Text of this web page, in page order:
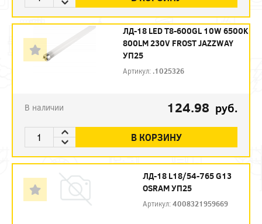
ЛД-18 LED Т8-600GL 10W 6500K
800LM 230V FROST JAZZWAY
УП25
Артикул: .1025326
В наличии 124.98 руб.
В КОРЗИНУ
ЛД-18 L18/54-765 G13
OSRAM УП25
Артикул:4008321959669